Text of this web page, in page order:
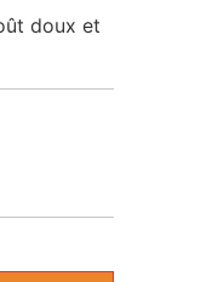
doux et